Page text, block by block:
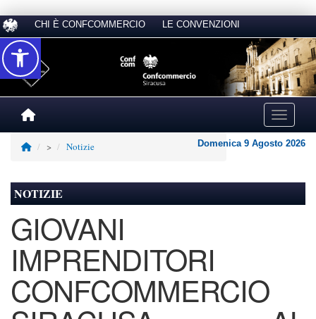
CHI È CONFCOMMERCIO LE CONVENZIONI
Toggle
> Notizie Domenica 9 Agosto 2026
NOTIZIE
GIOVANI
IMPRENDITORI
CONFCOMMERCIO
Accessibilità